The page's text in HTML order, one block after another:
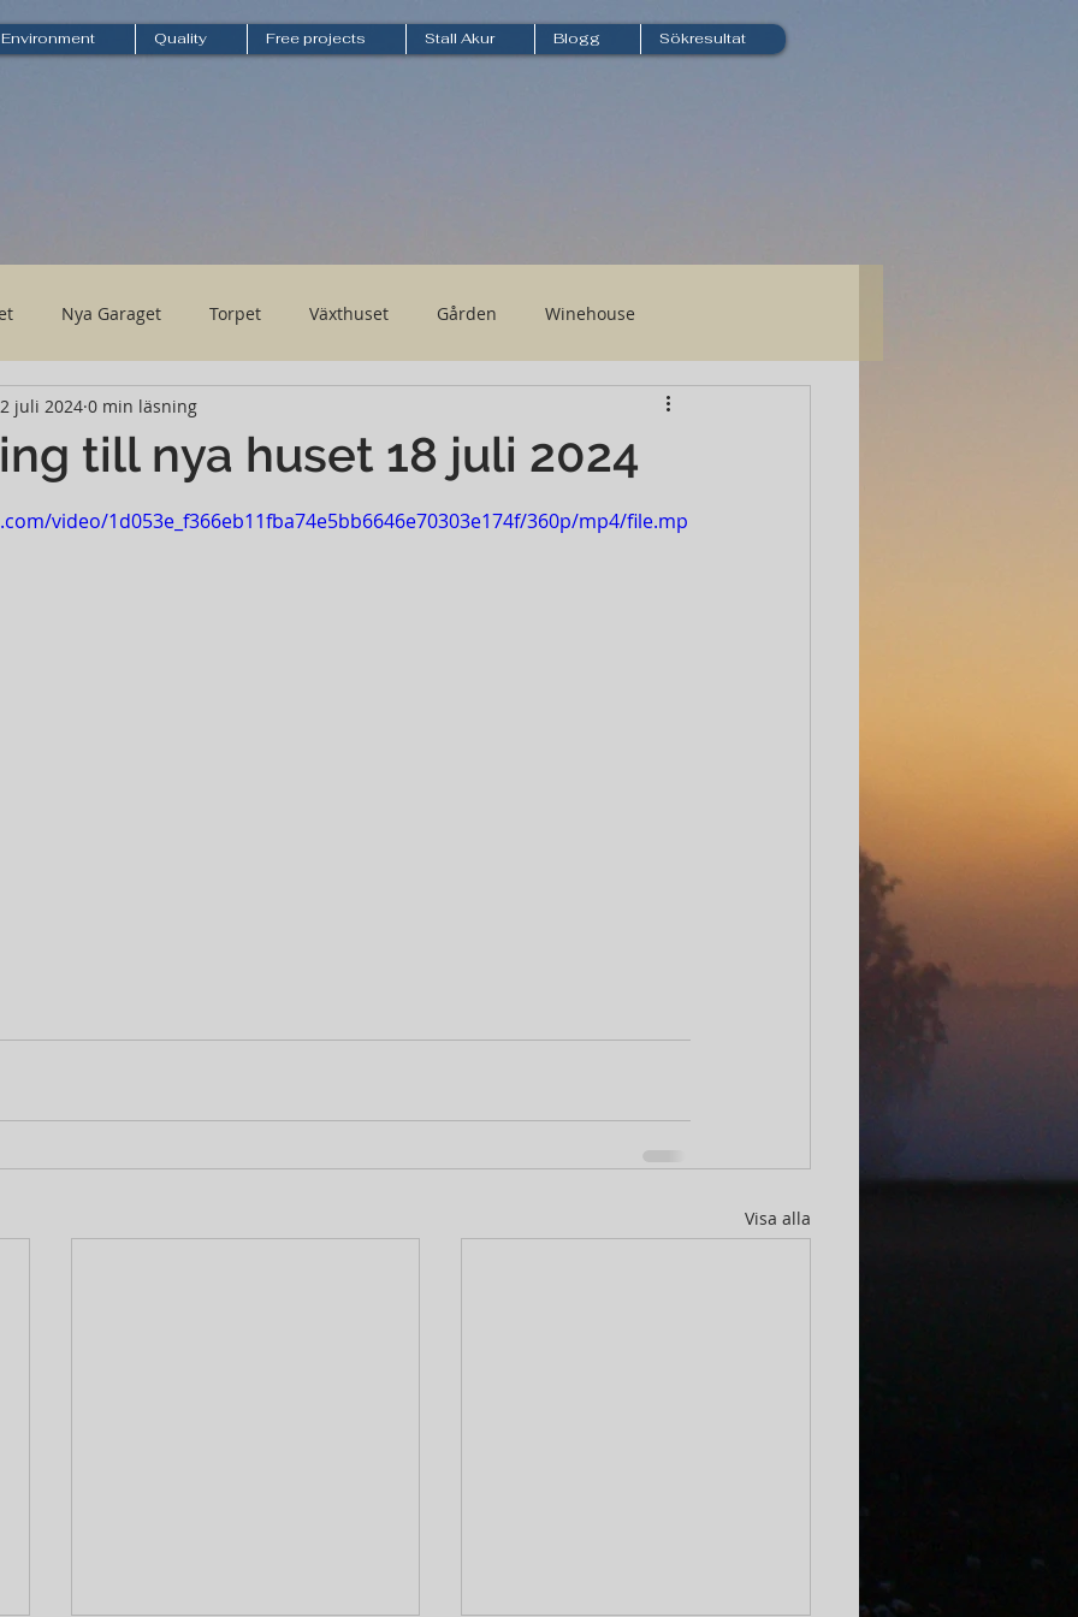
Environment Quality Free projects Stall Akur Blogg Sökresultat
Nya Garaget Torpet Växthuset Gården Winehouse
till nya huset 18 juli 2024
juli 2024 0 min läsning
video/1d053e_f366eb11fba74e5bb6646e70303e174f/360p/mp4/file.mp
Visa alla